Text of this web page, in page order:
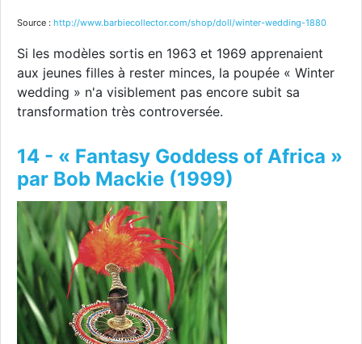
Source : http://www.barbiecollector.com/shop/doll/winter-wedding-1880
Si les modèles sortis en 1963 et 1969 apprenaient
aux jeunes filles à rester minces, la poupée « Winter
wedding » n'a visiblement pas encore subit sa
transformation très controversée.
14 - « Fantasy Goddess of Africa »
par Bob Mackie (1999)